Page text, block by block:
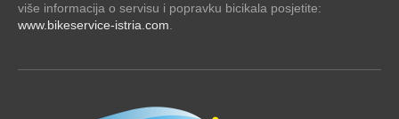
više informacija o servisu i popravku bicikala posjetite:
www.bikeservice-istria.com